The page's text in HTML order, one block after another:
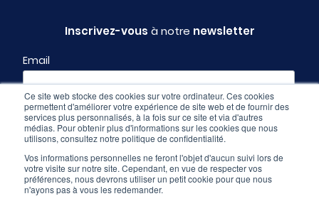
Ce site web stocke des cookies sur votre ordinateur. Ces cookies
permettent d'améliorer votre expérience de site web et de fournir des
services plus personnalisés, à la fois sur ce site et via d'autres
médias. Pour obtenir plus d'informations sur les cookies que nous
utilisons, consultez notre politique de confidentialité.
Vos informations personnelles ne feront l'objet d'aucun suivi lors de
votre visite sur notre site. Cependant, en vue de respecter vos
préférences, nous devrons utiliser un petit cookie pour que nous
n'ayons pas à vous les redemander.
Inscrivez-vous à notre newsletter
Email
Profil